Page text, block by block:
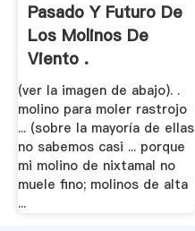
Pasado Y Futuro De
Los Molinos De
Viento .
(ver la imagen de abajo). .
molino para moler rastrojo
... (sobre la mayoría de ellas
no sabemos casi ... porque
mi molino de nixtamal no
muele fino; molinos de alta
...